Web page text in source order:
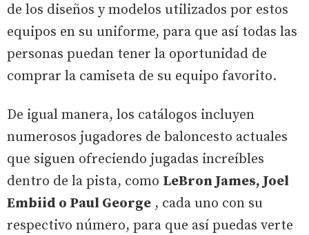
de los diseños y modelos utilizados por estos
equipos en su uniforme, para que así todas las
personas puedan tener la oportunidad de
comprar la camiseta de su equipo favorito.
De igual manera, los catálogos incluyen
numerosos jugadores de baloncesto actuales
que siguen ofreciendo jugadas increíbles
dentro de la pista, como LeBron James, Joel
Embiid o Paul George , cada uno con su
respectivo número, para que así puedas verte